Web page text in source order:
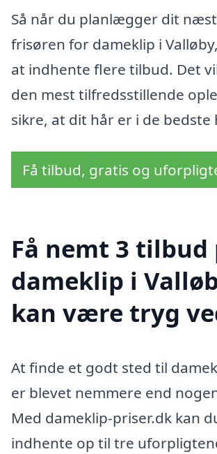
Så når du planlægger dit
frisøren for dameklip i
at indhente flere tilbud. Det
den mest tilfredsstillende
sikre, at dit hår er i de bedste
Få tilbud, gratis og
Få nemt 3 tilbud
dameklip i
kan være tryg
At finde et godt sted til
er blevet nemmere end
Med dameklip-priser.dk kan
indhente op til tre